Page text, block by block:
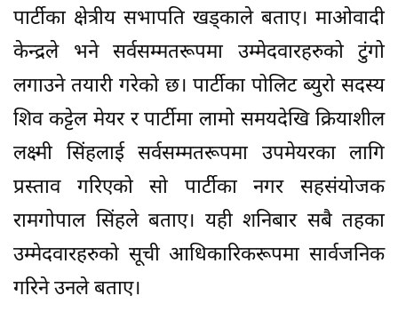
पार्टीका क्षेत्रीय सभापति खड्काले बताए। माओवादी
केन्द्रले भने सर्वसम्मतरूपमा उम्मेदवारहरुको टुंगो
लगाउने तयारी गरेको छ। पार्टीका पोलिट ब्युरो सदस्य
शिव कट्टेल मेयर र पार्टीमा लामो समयदेखि क्रियाशील
लक्ष्मी सिंहलाई सर्वसम्मतरूपमा उपमेयरका लागि
प्रस्ताव गरिएको सो पार्टीका नगर सहसंयोजक
रामगोपाल सिंहले बताए। यही शनिबार सबै तहका
उम्मेदवारहरुको सूची आधिकारिकरूपमा सार्वजनिक
गरिने उनले बताए।